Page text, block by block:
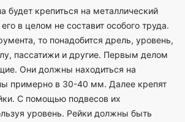
будет крепиться на металлический
в целом не составит особого труда.
то понадобится дрель, уровень,
пассатижи и другие. Первым делом
Они должны находиться на
примерно в 30-40 мм. Далее крепят
С помощью подвесов их
уровень. Рейки должны быть